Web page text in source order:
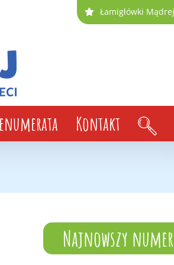
Łamigłówki
Kontakt
Najnowszy numer